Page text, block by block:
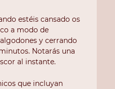
estéis cansado os
a modo de
y cerrando
Notarás una
al instante.
que incluyan